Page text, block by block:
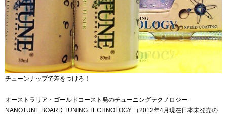
チューンナップで差をつけろ！
オーストラリア・ゴールドコースト発のチューニングテクノロジー
NANOTUNE BOARD TUNING TECHNOLOGY （2012年4月現在日本未発売の